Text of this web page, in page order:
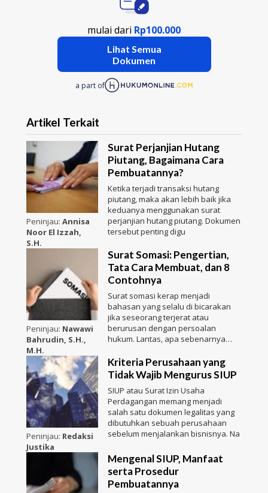
mulai dari Rp100.000
Lihat Semua
Dokumen
a part of
Artikel Terkait
Peninjau: Annisa
Noor El Izzah,
S.H.
Surat Perjanjian Hutang
Piutang, Bagaimana Cara
Pembuatannya?
Ketika terjadi transaksi hutang
piutang, maka akan lebih baik jika
keduanya menggunakan surat
perjanjian hutang piutang. Dokumen
tersebut penting digu
Peninjau: Nawawi
Bahrudin, S.H.,
M.H.
Surat Somasi: Pengertian,
Tata Cara Membuat, dan 8
Contohnya
Surat somasi kerap menjadi
bahasan yang selalu di bicarakan
jika seseorang terjerat atau
berurusan dengan persoalan
hukum. Lantas, apa sebenarnya
Peninjau: Redaksi
Justika
Kriteria Perusahaan yang
Tidak Wajib Mengurus SIUP
SIUP atau Surat Izin Usaha
Perdagangan memang menjadi
salah satu dokumen legalitas yang
dibutuhkan sebuah perusahaan
sebelum menjalankan bisnisnya. Na
Mengenal SIUP, Manfaat
serta Prosedur
Pembuatannya